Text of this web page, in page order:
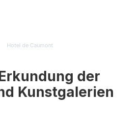
Hotel de Caumont
der
Kunstgalerien